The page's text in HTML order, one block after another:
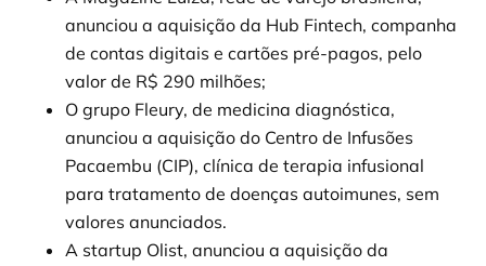
anunciou a aquisição da Hub Fintech, companha
de contas digitais e cartões pré-pagos, pelo
valor de R$ 290 milhões;
O grupo Fleury, de medicina diagnóstica,
anunciou a aquisição do Centro de Infusões
Pacaembu (CIP), clínica de terapia infusional
para tratamento de doenças autoimunes, sem
valores anunciados.
A startup Olist, anunciou a aquisição da